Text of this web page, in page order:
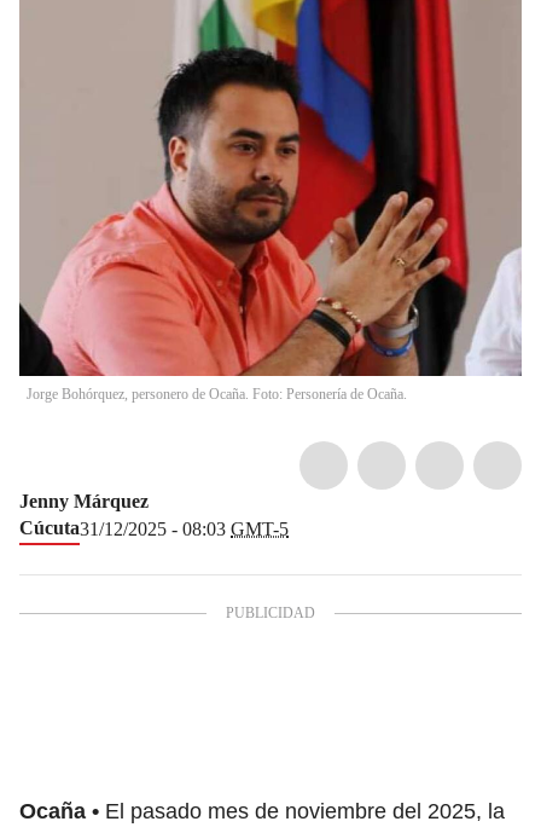
Jorge Bohórquez, personero de Ocaña. Foto: Personería de Ocaña.
Jenny Márquez
Cúcuta31/12/2025 - 08:03 GMT-5
Ocaña
El pasado mes de noviembre del 2025, la